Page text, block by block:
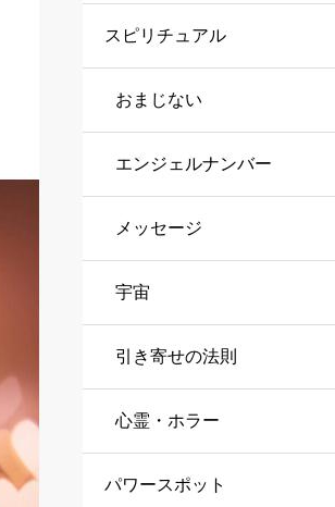
スピリチュアル
おまじない
エンジェルナンバー
メッセージ
宇宙
引き寄せの法則
心霊・ホラー
パワースポット